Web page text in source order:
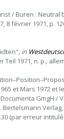
/ Buren : Neutral
8 février 1971, p.
in
1971, n. p.,
et Mars 1972 et
GmgH /
Verlag,
(par erreur